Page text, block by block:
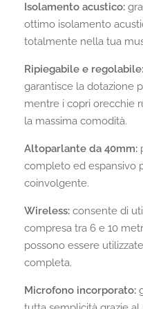
Isolamento acustico:
ottimo isolamento
totalmente nella tua
Ripiegabile e regolabile:
garantisce la dotazione
mentre i copri orecchie
la massima comodità.
Altoparlante da 40mm:
completo ed espansivo
coinvolgente.
Wireless: consente di
compresa tra 6 e 10
possono essere
completa.
Microfono incorporato: